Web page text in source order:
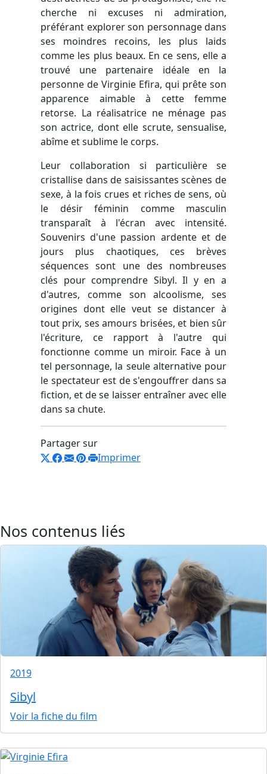
cherche ni excuses ni admiration,
préférant explorer son personnage dans
ses moindres recoins, les plus laids
comme les plus beaux. En ce sens, elle a
trouvé une partenaire idéale en la
personne de Virginie Efira, qui prête son
apparence aimable à cette femme
retorse. La réalisatrice ne ménage pas
son actrice, dont elle scrute, sensualise,
abîme et sublime le corps.
Leur collaboration si particulière se
cristallise dans de saisissantes scènes de
sexe, à la fois crues et riches de sens, où
le désir féminin comme masculin
transparaît à l'écran avec intensité.
Souvenirs d'une passion ardente et de
jours plus chaotiques, ces brèves
séquences sont une des nombreuses
clés pour comprendre Sibyl. Il y en a
d'autres, comme son alcoolisme, ses
origines dont elle veut se distancer à
tout prix, ses amours brisées, et bien sûr
l'écriture, ce rapport à l'autre qui
fonctionne comme un miroir. Face à un
tel personnage, la seule alternative pour
le spectateur est de s'engouffrer dans sa
fiction, et de se laisser entraîner avec elle
dans sa chute.
Partager sur
Imprimer
Nos contenus liés
2019
Sibyl
Voir la fiche du film